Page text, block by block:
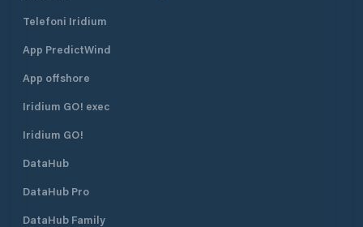
Telefoni Iridium
App PredictWind
App offshore
Iridium GO! exec
Iridium GO!
DataHub
DataHub Pro
DataHub Family